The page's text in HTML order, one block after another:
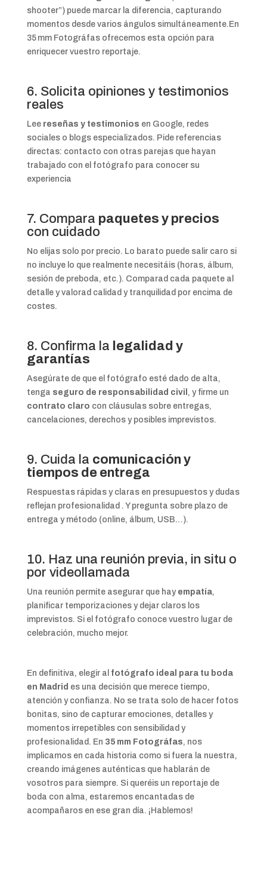
shooter”) puede marcar la diferencia, capturando
momentos desde varios ángulos simultáneamente. En
35 mm Fotográfas ofrecemos esta opción para
enriquecer vuestro reportaje.
6. Solicita opiniones y testimonios
reales
Lee reseñas y testimonios en Google, redes
sociales o blogs especializados. Pide referencias
directas: contacto con otras parejas que hayan
trabajado con el fotógrafo para conocer su
experiencia
7. Compara paquetes y precios
con cuidado
No elijas solo por precio. Lo barato puede salir caro si
no incluye lo que realmente necesitáis (horas, álbum,
sesión de preboda, etc.). Comparad cada paquete al
detalle y valorad calidad y tranquilidad por encima de
costes.
8. Confirma la legalidad y
garantías
Asegúrate de que el fotógrafo esté dado de alta,
tenga seguro de responsabilidad civil , y firme un
contrato claro con cláusulas sobre entregas,
cancelaciones, derechos y posibles imprevistos.
9. Cuida la comunicación y
tiempos de entrega
Respuestas rápidas y claras en presupuestos y dudas
reflejan profesionalidad . Y pregunta sobre plazo de
entrega y método (online, álbum, USB…).
10. Haz una reunión previa, in situ o
por videollamada
Una reunión permite asegurar que hay empatía,
planificar temporizaciones y dejar claros los
imprevistos. Si el fotógrafo conoce vuestro lugar de
celebración, mucho mejor.
En definitiva, elegir al fotógrafo ideal para tu boda
en Madrid es una decisión que merece tiempo,
atención y confianza. No se trata solo de hacer fotos
bonitas, sino de capturar emociones, detalles y
momentos irrepetibles con sensibilidad y
profesionalidad. En 35 mm Fotográfas, nos
implicamos en cada historia como si fuera la nuestra,
creando imágenes auténticas que hablarán de
vosotros para siempre. Si queréis un reportaje de
boda con alma, estaremos encantadas de
acompañaros en ese gran día. ¡Hablemos!